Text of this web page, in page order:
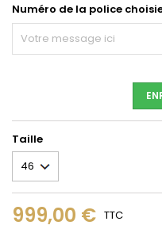
Numéro de la police
Taille
999,00 € TTC